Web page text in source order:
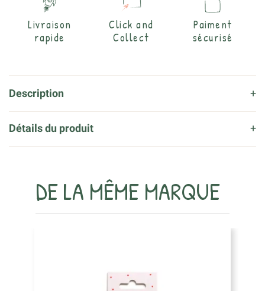
Livraison
rapide
Click and
Collect
Paiment
sécurisé
Description
Détails du produit
DE LA MÊME MARQUE